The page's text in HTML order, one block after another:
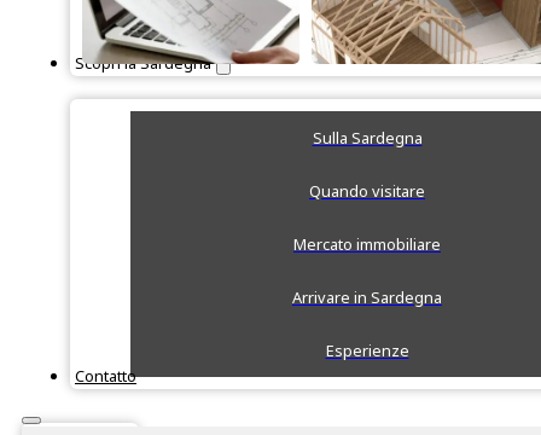
Scopri la Sardegna
Sulla Sardegna
Quando visitare
Mercato immobiliare
Arrivare in Sardegna
Esperienze
Contatto